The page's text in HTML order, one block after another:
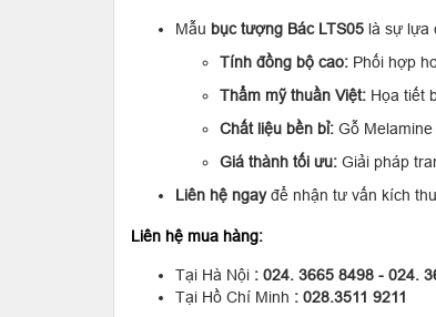
Mẫu bục tượng Bác LTS05 là sự lựa
Tính đồng bộ cao: Phối hợp
Thẩm mỹ thuần Việt: Họa tiết
Chất liệu bền bỉ: Gỗ
Giá thành tối ưu: Giải pháp
Liên hệ ngayđể nhận tư vấn kích
Liên hệ mua hàng:
Tại Hà Nội : 024. 3665 8498 - 024.
Tại Hồ Chí Minh : 028.3511 9211